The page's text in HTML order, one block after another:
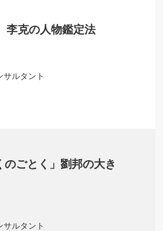
克の人物鑑定法
サルタント
ごとく」劉邦の大き
サルタント